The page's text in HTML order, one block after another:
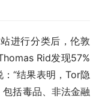
进行分类后，伦敦
Rid发现57%
“结果表明，Tor隐
括毒品、非法金融